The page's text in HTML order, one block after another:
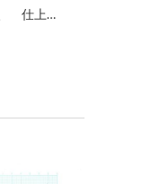
仕上…